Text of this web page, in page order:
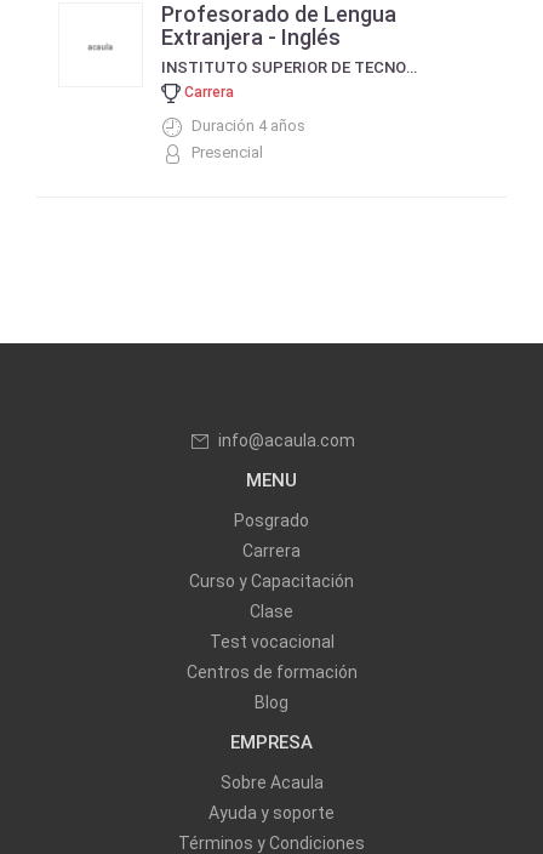
Profesorado de Lengua
Extranjera - Inglés
INSTITUTO SUPERIOR DE TECNOLOGÍAS - GOYA
Carrera
Duración 4 años
Presencial
info@acaula.com
MENU
Posgrado
Carrera
Curso y Capacitación
Clase
Test vocacional
Centros de formación
Blog
EMPRESA
Sobre Acaula
Ayuda y soporte
Términos y Condiciones